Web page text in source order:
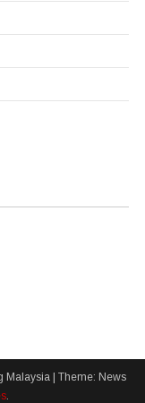
Malaysia
Theme: News
.